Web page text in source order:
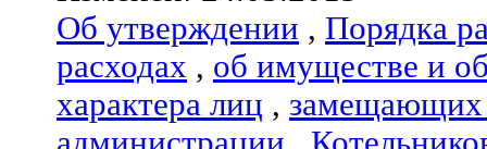
Об утверждении , Порядка
расходах , об имуществе и
характера лиц , замещающих